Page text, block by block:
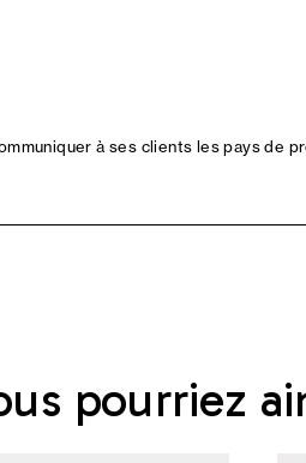
à ses clients les pays de
pourriez